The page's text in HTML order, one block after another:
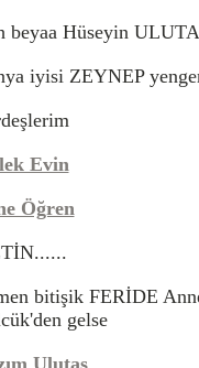
beyaa Hüseyin
iyisi ZEYNEP
Evin
Öğren
bitişik FERİDE
gelse
Ulutaş